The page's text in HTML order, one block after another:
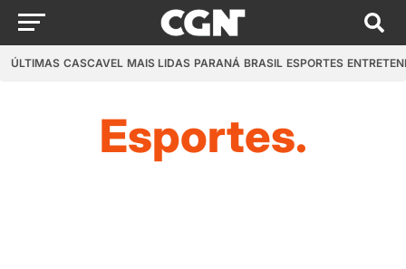
ÚLTIMAS CASCAVEL MAIS LIDAS PARANÁ BRASIL ESPORTES
Esportes.